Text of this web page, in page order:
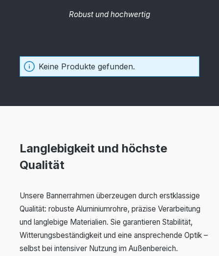
Robust und hochwertig
Keine Produkte gefunden.
Langlebigkeit und höchste
Qualität
Unsere Bannerrahmen überzeugen durch erstklassige
Qualität: robuste Aluminiumrohre, präzise Verarbeitung
und langlebige Materialien. Sie garantieren Stabilität,
Witterungsbeständigkeit und eine ansprechende Optik –
selbst bei intensiver Nutzung im Außenbereich.